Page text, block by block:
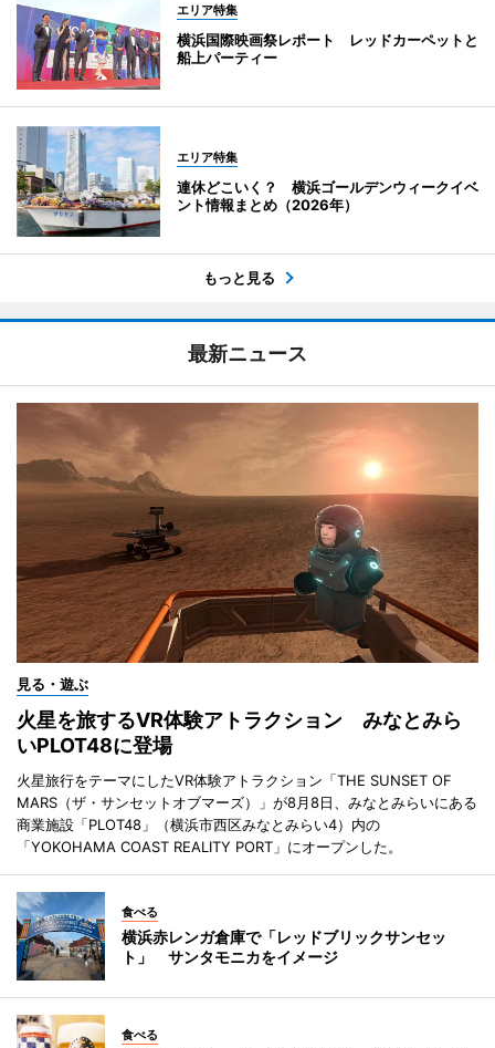
エリア特集
横浜国際映画祭レポート レッドカーペットと
船上パーティー
エリア特集
連休どこいく？ 横浜ゴールデンウィークイベ
ント情報まとめ（2026年）
もっと見る
最新ニュース
見る・遊ぶ
火星を旅するVR体験アトラクション みなとみら
いPLOT48に登場
火星旅行をテーマにしたVR体験アトラクション「THE SUNSET OF
MARS（ザ・サンセットオブマーズ）」が8月8日、みなとみらいにある
商業施設「PLOT48」（横浜市西区みなとみらい4）内の
「YOKOHAMA COAST REALITY PORT」にオープンした。
食べる
横浜赤レンガ倉庫で「レッドブリックサンセッ
ト」 サンタモニカをイメージ
食べる